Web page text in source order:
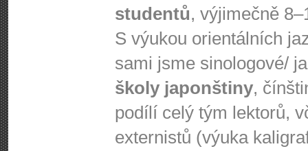
studentů, výjimečně
S výukou orientálních
sami jsme sinologové/
školy japonštiny,
podílí celý tým lektorů,
externistů (výuka